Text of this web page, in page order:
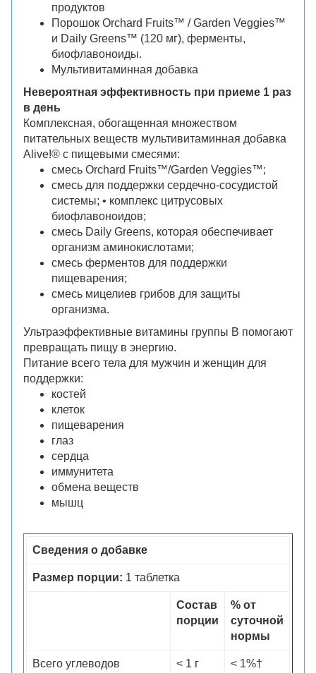
продуктов
Порошок Orchard Fruits™ / Garden Veggies™
и Daily Greens™ (120 мг), ферменты,
биофлавоноиды.
Мультивитаминная добавка
Невероятная эффективность при приеме 1 раз
в день
Комплексная, обогащенная множеством
питательных веществ мультивитаминная добавка
Alive!® с пищевыми смесями:
смесь Orchard Fruits™/Garden Veggies™;
смесь для поддержки сердечно-сосудистой
системы; • комплекс цитрусовых
биофлавоноидов;
смесь Daily Greens, которая обеспечивает
организм аминокислотами;
смесь ферментов для поддержки
пищеварения;
смесь мицелиев грибов для защиты
организма.
Ультраэффективные витамины группы B помогают
превращать пищу в энергию.
Питание всего тела для мужчин и женщин для
поддержки:
костей
клеток
пищеварения
глаз
сердца
иммунитета
обмена веществ
мышц
Сведения о добавке
Размер порции: 1 таблетка
Состав
порции
% от
суточной
нормы
Всего углеводов < 1 г < 1%†